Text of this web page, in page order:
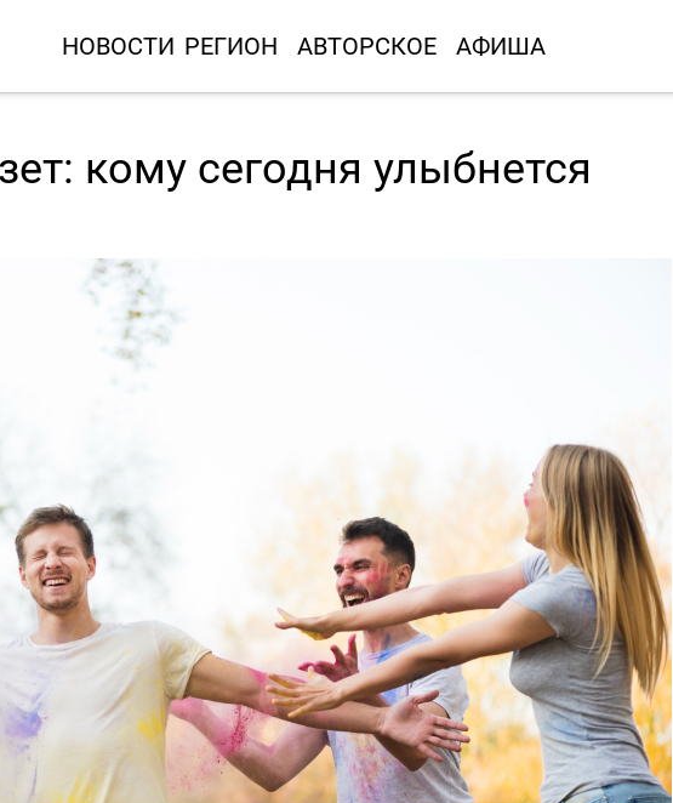
НОВОСТИ РЕГИОН АВТОРСКОЕ АФИША
кому сегодня улыбнется